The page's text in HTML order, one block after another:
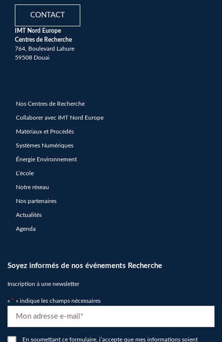
CONTACT
IMT Nord Europe
Centres de Recherche
764, Boulevard Lahure
59508 Douai
Nos Centres de Recherche
Collaborer avec IMT Nord Europe
Matériaux et Procédés
Systèmes Numériques
Énergie Environnement
L’école
Notre réseau
Nos partenaires
Actualités
Agenda
Soyez informés de nos événements Recherche
Inscription à une newsletter
« * » indique les champs nécessaires
*
En soumettant ce formulaire, j’accepte que mes informations soient